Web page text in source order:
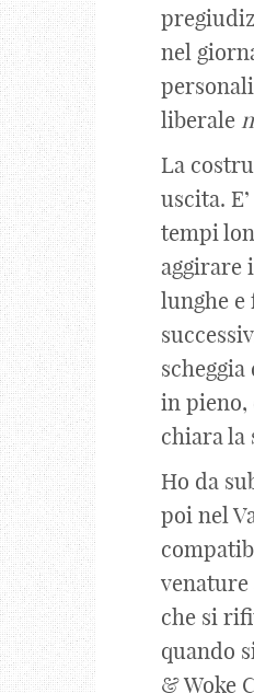
nel
liberale
La
uscita.
tempi
aggirare
lunghe e
in pieno,
chiara la
Ho da
poi nel
che si
quando
& Woke